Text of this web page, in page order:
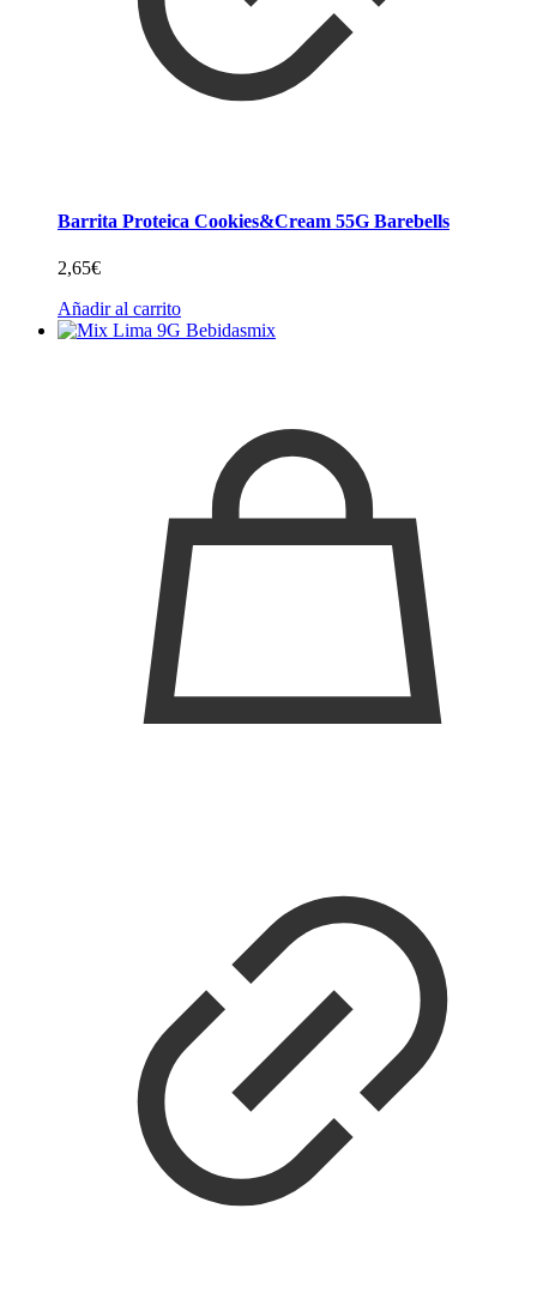
Barrita Proteica Cookies&Cream 55G Barebells
2,65€
Añadir al carrito